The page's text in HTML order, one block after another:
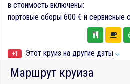
в стоимость включены:
портовые сборы 600 € и сервисные
+1 Этот круиз на другие даты
Маршрут круиза